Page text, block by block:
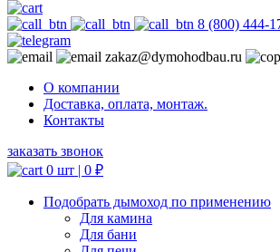
8 (800) 444-
zakaz@dymohodbau.ru
О компании
Доставка, оплата, монтаж.
Контакты
заказать звонок
0 шт | 0 ₽
Подобрать дымоход по применению
Для камина
Для бани